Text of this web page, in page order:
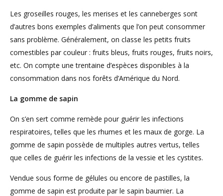
Les groseilles rouges, les merises et les canneberges sont
d’autres bons exemples d’aliments que l’on peut consommer
sans problème. Généralement, on classe les petits fruits
comestibles par couleur : fruits bleus, fruits rouges, fruits noirs,
etc. On compte une trentaine d’espèces disponibles à la
consommation dans nos forêts d’Amérique du Nord.
La gomme de sapin
On s’en sert comme remède pour guérir les infections
respiratoires, telles que les rhumes et les maux de gorge. La
gomme de sapin possède de multiples autres vertus, telles
que celles de guérir les infections de la vessie et les cystites.
Vendue sous forme de gélules ou encore de pastilles, la
gomme de sapin est produite par le sapin baumier. La